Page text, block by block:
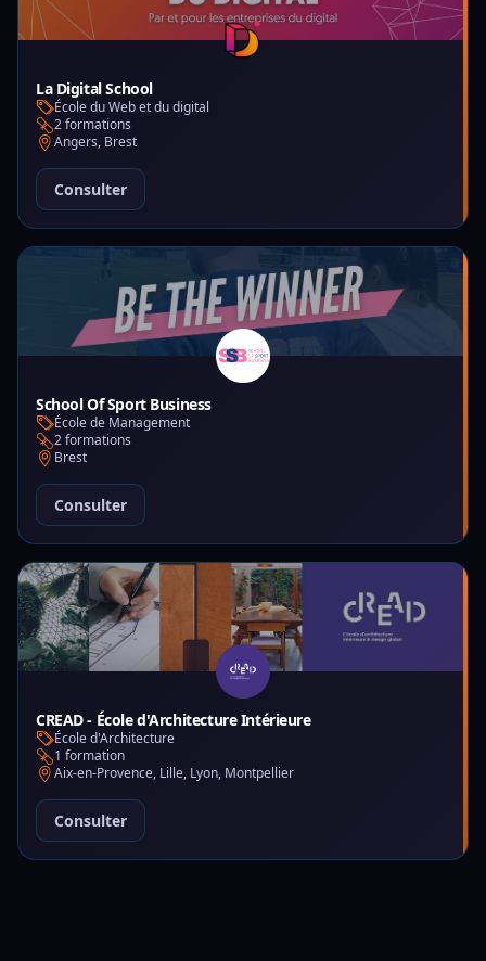
La Digital School
École du Web et du digital
2 formations
Angers, Brest
Consulter
School Of Sport Business
École de Management
2 formations
Brest
Consulter
CREAD - École d'Architecture Intérieure
École d'Architecture
1 formation
Aix-en-Provence, Lille, Lyon, Montpellier
Consulter